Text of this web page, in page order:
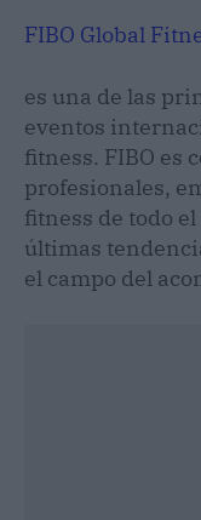
FIBO Global
es una de las
eventos
fitness. FIBO es
profesionales,
fitness de todo
últimas
el campo del